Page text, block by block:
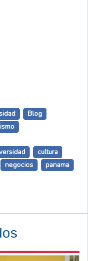
Blog
cultura
negocios
panama